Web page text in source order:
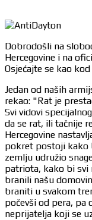
Dobrodošli na
Hercegovine i na
Osjećajte se kao kod
Jedan od naših
rekao: "Rat je
Svi vidovi
da se rat, ili tačnije
Hercegovine
pokret postoji kako
zemlju udružio
patriota, kako bi
branili našu
braniti u svakom
počevši od pera, pa
neprijatelja koji se